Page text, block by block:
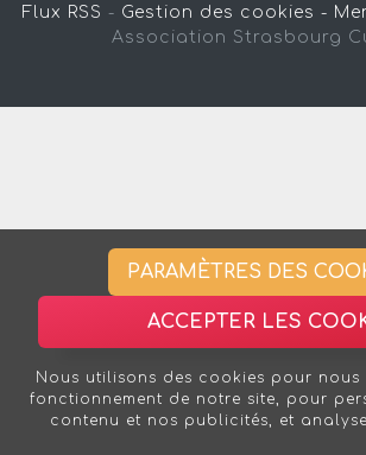
Flux RSS - Gestion des cookies -
Association Strasbourg
PARAMÈTRES DES
ACCEPTER LES
Nous utilisons des cookies pour nous
fonctionnement de notre site, pour
contenu et nos publicités, et